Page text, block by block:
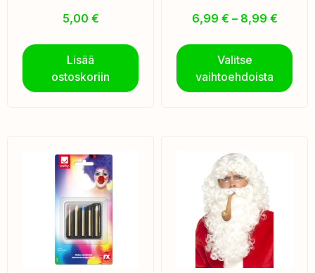
5,00 €
Lisää
ostoskoriin
6,99 € – 8,99 €
Valitse
vaihtoehdoista